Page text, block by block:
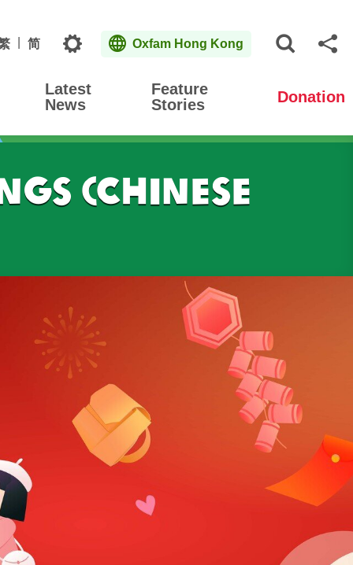
简 Topics Oxfam Hong Kong
Latest
News
Feature
Stories
Donation
(Chinese